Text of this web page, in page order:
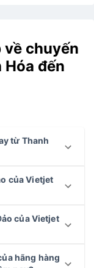
về chuyến
đến
từ Thanh
của Vietjet
của Vietjet
hãng hàng